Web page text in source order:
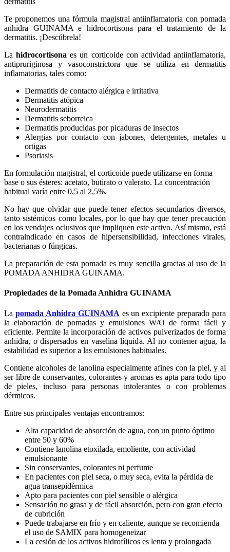
Te proponemos una fórmula magistral antiinflamatoria con pomada
anhidra GUINAMA e hidrocortisona para el tratamiento de la
dermatitis. ¡Descúbrela!
Lahidrocortisona es un corticoide con actividad antiinflamatoria,
antipruriginosa y vasoconstrictora que se utiliza en dermatitis
inflamatorias, tales como:
Dermatitis de contacto alérgica e irritativa
Dermatitis atópica
Neurodermatitis
Dermatitis seborreica
Dermatitis producidas por picaduras de insectos
Alergias por contacto con jabones, detergentes, metales u
ortigas
Psoriasis
En formulación magistral, el corticoide puede utilizarse en forma
base o sus ésteres: acetato, butirato o valerato. La concentración
habitual varía entre 0,5 al 2,5%.
No hay que olvidar que puede tener efectos secundarios diversos,
tanto sistémicos como locales, por lo que hay que tener precaución
en los vendajes oclusivos que impliquen este activo. Así mismo, está
contraindicado en casos de hipersensibilidad, infecciones virales,
bacterianas o fúngicas.
La preparación de esta pomada es muy sencilla gracias al uso de la
POMADA ANHIDRA GUINAMA.
Propiedades de la Pomada Anhidra GUINAMA
La pomada Anhidra GUINAMA es un excipiente preparado para
la elaboración de pomadas y emulsiones W/O de forma fácil y
eficiente. Permite la incorporación de activos pulverizados de forma
anhidra, o dispersados en vaselina líquida. Al no contener agua, la
estabilidad es superior a las emulsiones habituales.
Contiene alcoholes de lanolina especialmente afines con la piel, y al
ser libre de conservantes, colorantes y aromas es apta para todo tipo
de pieles, incluso para personas intolerantes o con problemas
dérmicos.
Entre sus principales ventajas encontramos:
Alta capacidad de absorción de agua, con un punto óptimo
entre 50 y 60%
Contiene lanolina etoxilada, emoliente, con actividad
emulsionante
Sin conservantes, colorantes ni perfume
En pacientes con piel seca, o muy seca, evita la pérdida de
agua transepidérmica
Apto para pacientes con piel sensible o alérgica
Sensación no grasa y de fácil absorción, pero con gran efecto
de cubrición
Puede trabajarse en frío y en caliente, aunque se recomienda
el uso de SAMIX para homogeneizar
La cesión de los activos hidrofílicos es lenta y prolongada